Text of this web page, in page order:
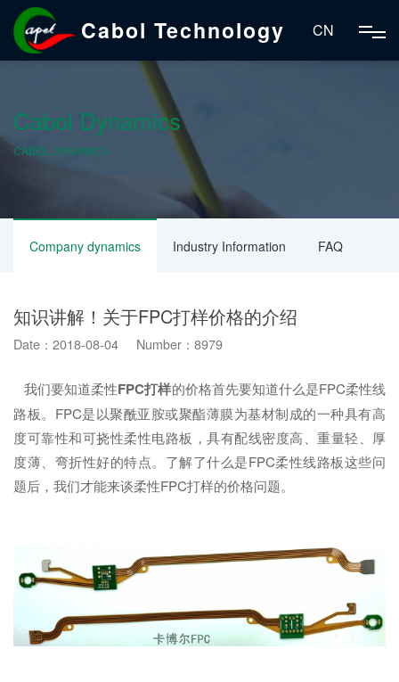
Cabol Technology CN
Cabol Dynamics
CABOL DYNAMICS
Company dynamics Industry Information FAQ
知识讲解！关于FPC打样价格的介绍
Date：2018-08-04 Number：8979
我们要知道柔性FPC打样的价格首先要知道什么是FPC柔性线
路板。FPC是以聚酰亚胺或聚酯薄膜为基材制成的一种具有高
度可靠性和可挠性柔性电路板，具有配线密度高、重量轻、厚
度薄、弯折性好的特点。了解了什么是FPC柔性线路板这些问
题后，我们才能来谈柔性FPC打样的价格问题。